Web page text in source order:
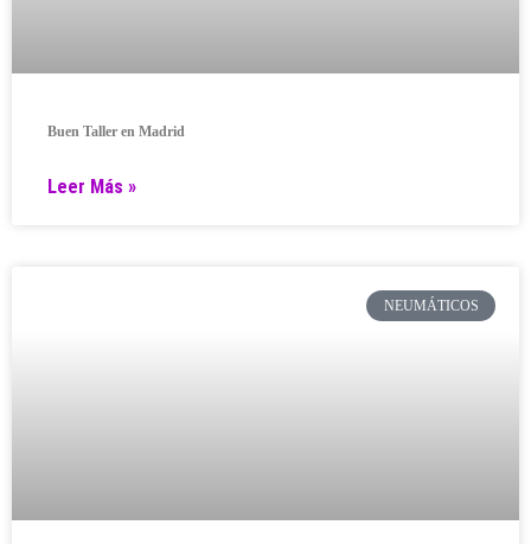
Buen Taller en Madrid
Leer Más »
NEUMÁTICOS